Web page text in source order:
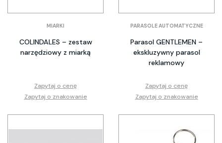
MIARKI
COLINDALES – zestaw
narzędziowy z miarką
Zapytaj o cenę
Zapytaj o znakowanie
PARASOLE AUTOMATYCZNE
Parasol GENTLEMEN –
ekskluzywny parasol
reklamowy
Zapytaj o cenę
Zapytaj o znakowanie